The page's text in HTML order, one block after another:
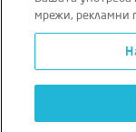
Политика за
Условия за
мрежи, рекламни